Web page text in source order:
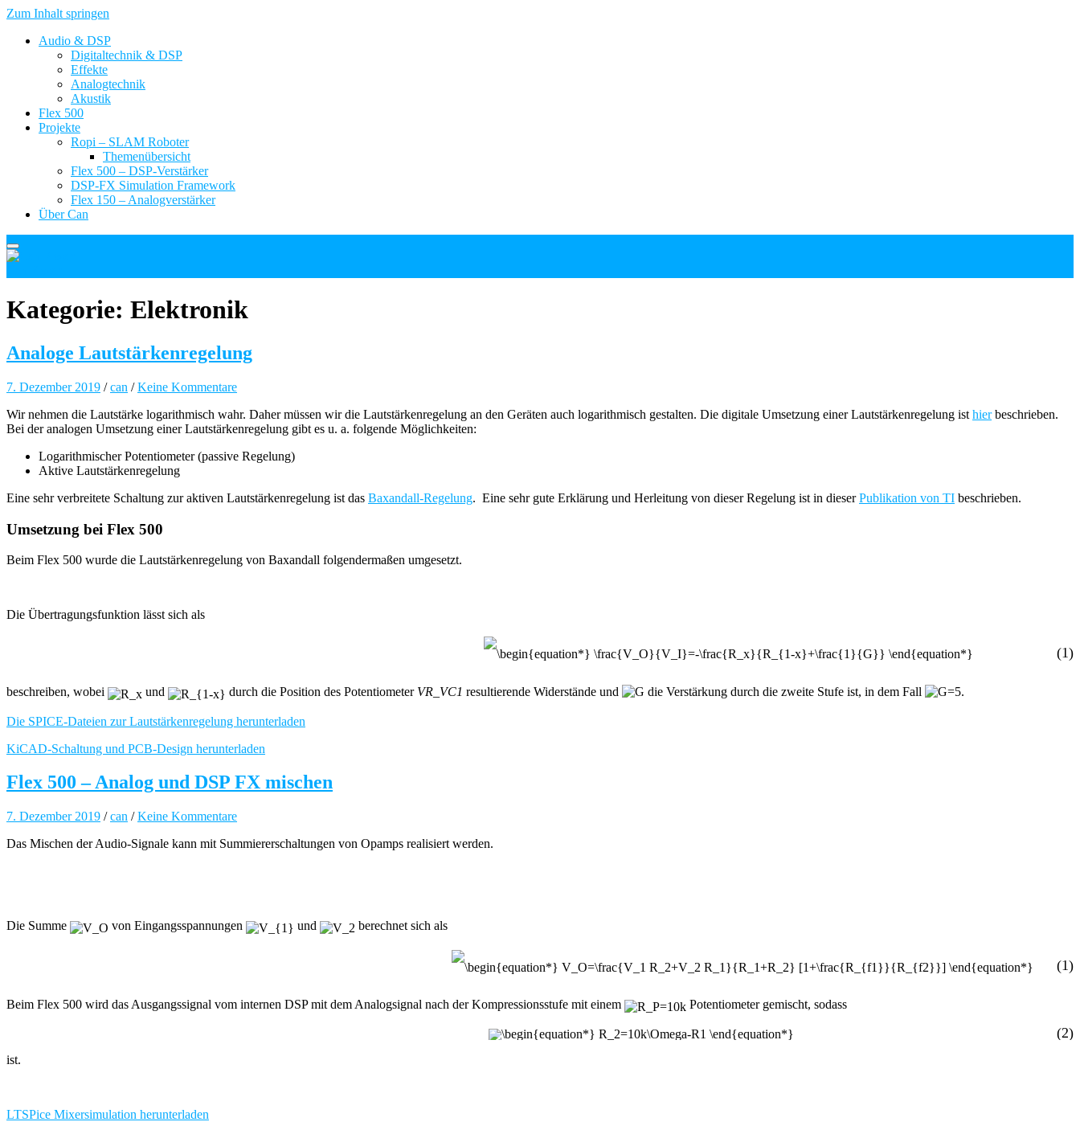
Zum Inhalt springen
Audio & DSP
Digitaltechnik & DSP
Effekte
Analogtechnik
Akustik
Flex 500
Projekte
Ropi – SLAM Roboter
Themenübersicht
Flex 500 – DSP-Verstärker
DSP-FX Simulation Framework
Flex 150 – Analogverstärker
Über Can
Kategorie: Elektronik
Analoge Lautstärkenregelung
7. Dezember 2019 /can /Keine Kommentare
Wir nehmen die Lautstärke logarithmisch wahr. Daher müssen wir die Lautstärkenregelung an den Geräten auch logarithmisch gestalten. Die digitale Umsetzung einer Lautstärkenregelung ist hierbeschrieben.
Bei der analogen Umsetzung einer Lautstärkenregelung gibt es u. a. folgende Möglichkeiten:
Logarithmischer Potentiometer (passive Regelung)
Aktive Lautstärkenregelung
Eine sehr verbreitete Schaltung zur aktiven Lautstärkenregelung ist das Baxandall-Regelung. Eine sehr gute Erklärung und Herleitung von dieser Regelung ist in dieserPublikation von TI beschrieben.
Umsetzung bei Flex 500
Beim Flex 500 wurde die Lautstärkenregelung von Baxandall folgendermaßen umgesetzt.
Die Übertragungsfunktion lässt sich als
(1)
beschreiben, wobei und durch die Position des Potentiometer VR_VC1 resultierende Widerstände und die Verstärkung durch die zweite Stufe ist, in dem Fall .
Die SPICE-Dateien zur Lautstärkenregelung herunterladen
KiCAD-Schaltung und PCB-Design herunterladen
Flex 500 – Analog und DSP FX mischen
7. Dezember 2019 /can /Keine Kommentare
Das Mischen der Audio-Signale kann mit Summiererschaltungen von Opamps realisiert werden.
Die Summe von Eingangsspannungen und berechnet sich als
(1)
Beim Flex 500 wird das Ausgangssignal vom internen DSP mit dem Analogsignal nach der Kompressionsstufe mit einem Potentiometer gemischt, sodass
(2)
ist.
LTSPice Mixersimulation herunterladen